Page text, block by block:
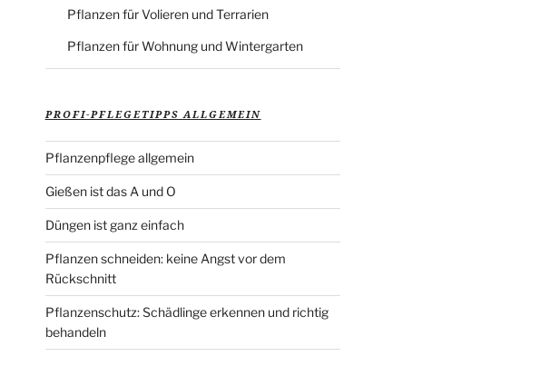
Pflanzen für Volieren und Terrarien
Pflanzen für Wohnung und Wintergarten
PROFI-PFLEGETIPPS ALLGEMEIN
Pflanzenpflege allgemein
Gießen ist das A und O
Düngen ist ganz einfach
Pflanzen schneiden: keine Angst vor dem
Rückschnitt
Pflanzenschutz: Schädlinge erkennen und richtig
behandeln